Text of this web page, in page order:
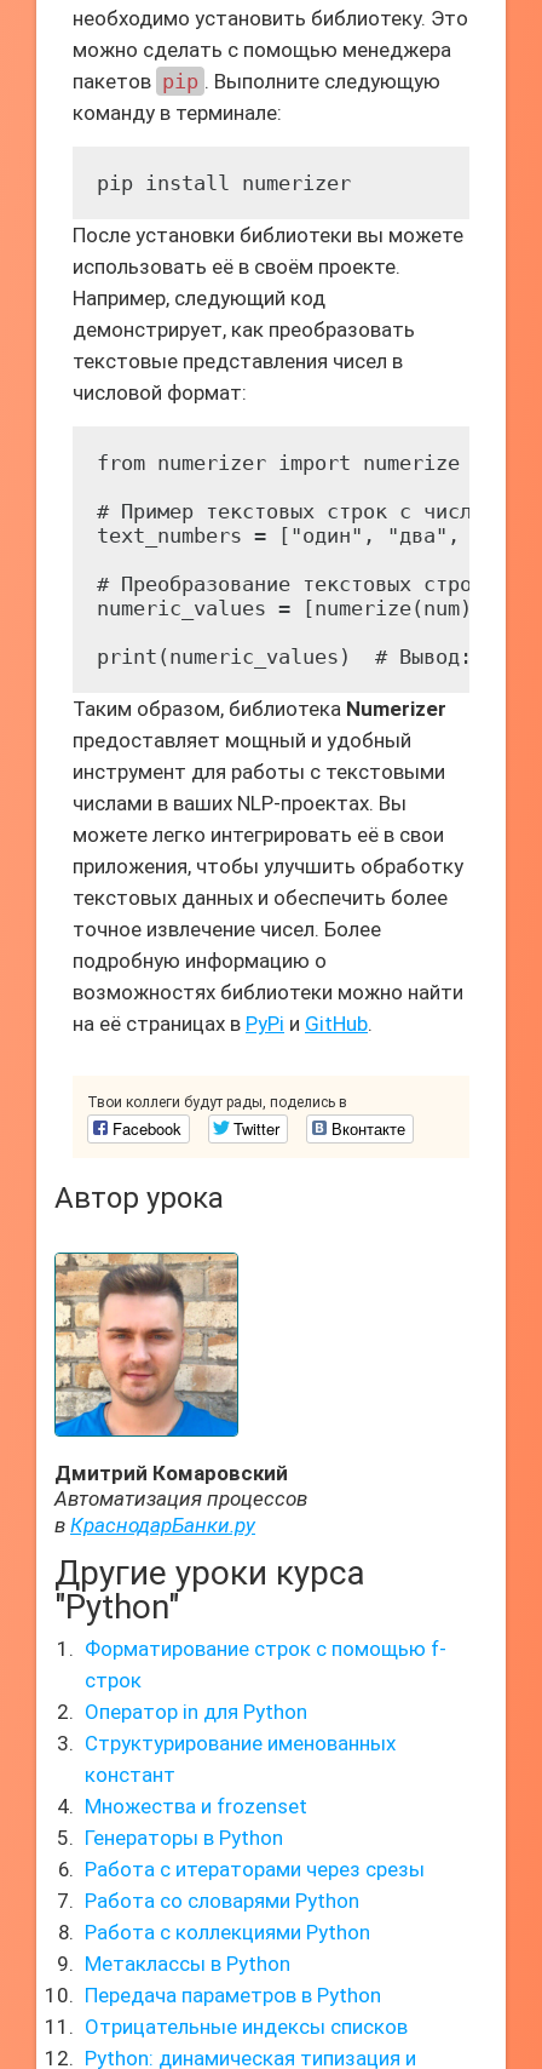
необходимо установить библиотеку. Это
можно сделать с помощью менеджера
пакетов pip . Выполните следующую
команду в терминале:
pip install numerizer
После установки библиотеки вы можете
использовать её в своём проекте.
Например, следующий код
демонстрирует, как преобразовать
текстовые представления чисел в
числовой формат:
from numerizer import numerize
# Пример текстовых строк с числами
text_numbers = ["один", "два", "три",
# Преобразование текстовых строк в
numeric_values = [numerize(num) for
print(numeric_values)  # Вывод: [1,
Таким образом, библиотека Numerizer
предоставляет мощный и удобный
инструмент для работы с текстовыми
числами в ваших NLP-проектах. Вы
можете легко интегрировать её в свои
приложения, чтобы улучшить обработку
текстовых данных и обеспечить более
точное извлечение чисел. Более
подробную информацию о
возможностях библиотеки можно найти
на её страницах в PyPi и GitHub.
Твои коллеги будут рады, поделись в
Facebook Twitter Вконтакте
Автор урока
Дмитрий Комаровский
Автоматизация процессов
в КраснодарБанки.ру
Другие уроки курса
"Python"
Форматирование строк с помощью f-
строк
Оператор in для Python
Структурирование именованных
констант
Множества и frozenset
Генераторы в Python
Работа с итераторами через срезы
Работа со словарями Python
Работа с коллекциями Python
Метаклассы в Python
Передача параметров в Python
Отрицательные индексы списков
Python: динамическая типизация и